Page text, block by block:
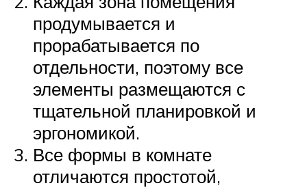
продумывается и
прорабатывается по
отдельности, поэтому все
элементы размещаются с
тщательной планировкой и
эргономикой.
Все формы в комнате
отличаются простотой,